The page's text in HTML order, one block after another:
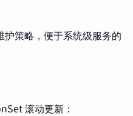
策略，便于系统级服务的
滚动更新：